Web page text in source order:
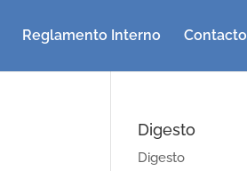
Reglamento Interno Contacto
Digesto
Digesto